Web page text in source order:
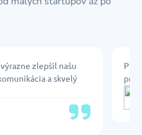
zlepšil našu
a skvelý